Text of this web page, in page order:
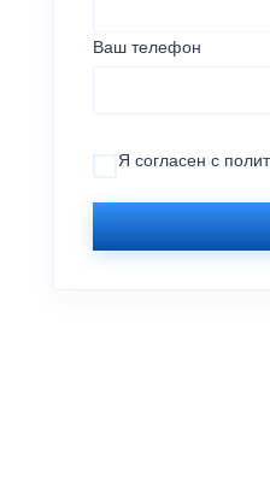
Ваш телефон
Я согласен с